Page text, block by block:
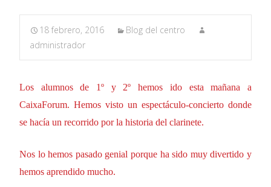
18 febrero, 2016
Blog del centro
administrador
Los alumnos de 1º y 2º hemos ido esta mañana a
CaixaForum. Hemos visto un espectáculo-concierto donde
se hacía un recorrido por la historia del clarinete.
Nos lo hemos pasado genial porque ha sido muy divertido y
hemos aprendido mucho.